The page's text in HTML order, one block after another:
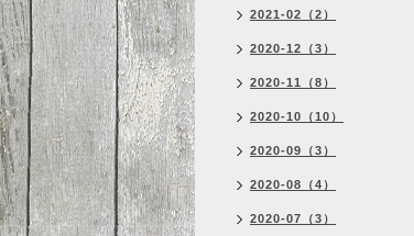
2021-02（2）
2020-12（3）
2020-11（8）
2020-10（10）
2020-09（3）
2020-08（4）
2020-07（3）